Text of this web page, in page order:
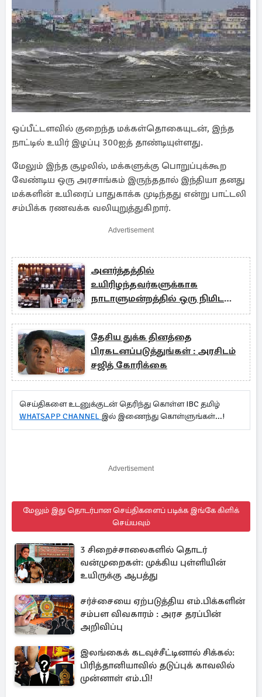
ஒப்பீட்டளவில் குறைந்த மக்கள்தொகையுடன், இந்த
நாட்டில் உயிர் இழப்பு 300ஐத் தாண்டியுள்ளது.
மேலும் இந்த சூழலில், மக்களுக்கு பொறுப்புக்கூற
வேண்டிய ஒரு அரசாங்கம் இருந்ததால் இந்தியா தனது
மக்களின் உயிரைப் பாதுகாக்க முடிந்தது என்று பாட்டலி
சம்பிக்க ரணவக்க வலியுறுத்துகிறார்.
Advertisement
அனர்த்தத்தில்
உயிரிழந்தவர்களுக்காக
நாடாளுமன்றத்தில் ஒரு நிமிட
மௌன அஞ்சலி!
தேசிய துக்க தினத்தை
பிரகடனப்படுத்துங்கள் : அரசிடம்
சஜித் கோரிக்கை
செய்திகளை உடனுக்குடன் தெரிந்து கொள்ள IBC தமிழ்
WHATSAPP CHANNEL இல் இணைந்து கொள்ளுங்கள்...!
Advertisement
மேலும் இது தொடர்பான செய்திகளைப் படிக்க இங்கே கிளிக்
செய்யவும்
3 சிறைச்சாலைகளில் தொடர்
வன்முறைகள்: முக்கிய புள்ளியின்
உயிருக்கு ஆபத்து
சர்ச்சையை ஏற்படுத்திய எம்.பிக்களின்
சம்பள விவகாரம் : அரச தரப்பின்
அறிவிப்பு
இலங்கைக் கடவுச்சீட்டினால் சிக்கல்:
பிரித்தானியாவில் தடுப்புக் காவலில்
முன்னாள் எம்.பி!